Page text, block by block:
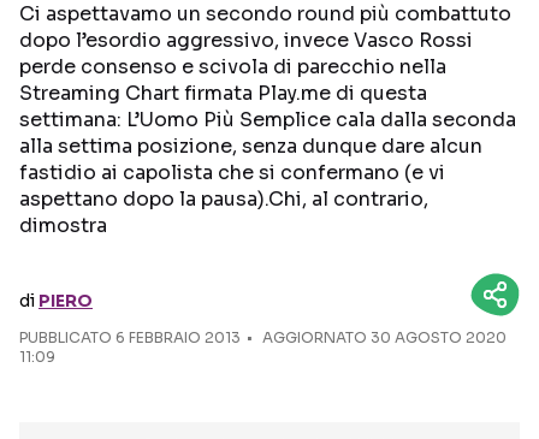
Seguici sui social
Ci aspettavamo un secondo round più combattuto
dopo l’esordio aggressivo, invece Vasco Rossi
perde consenso e scivola di parecchio nella
Streaming Chart firmata Play.me di questa
settimana: L’Uomo Più Semplice cala dalla seconda
alla settima posizione, senza dunque dare alcun
fastidio ai capolista che si confermano (e vi
aspettano dopo la pausa).Chi, al contrario,
dimostra
di PIERO
PUBBLICATO 6 FEBBRAIO 2013
AGGIORNATO 30 AGOSTO 2020
11:09